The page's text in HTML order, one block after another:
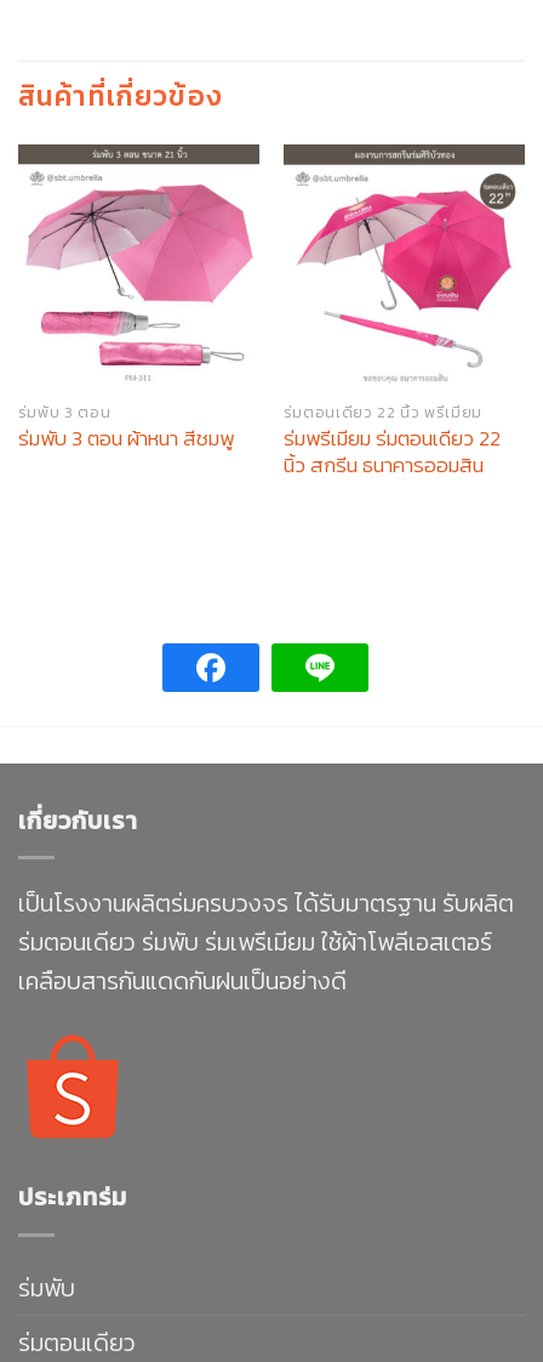
สินค้าที่เกี่ยวข้อง
ร่มพับ 3 ตอน
ร่มพับ 3 ตอน ผ้าหนา สีชมพู
ร่มตอนเดียว 22 นิ้ว พรีเมียม
ร่มพรีเมียม ร่มตอนเดียว 22
นิ้ว สกรีน ธนาคารออมสิน
เกี่ยวกับเรา
เป็นโรงงานผลิตร่มครบวงจร ได้รับมาตรฐาน รับผลิต
ร่มตอนเดียว ร่มพับ ร่มเพรีเมียม ใช้ผ้าโพลีเอสเตอร์
เคลือบสารกันแดดกันฝนเป็นอย่างดี
ประเภทร่ม
ร่มพับ
ร่มตอนเดียว